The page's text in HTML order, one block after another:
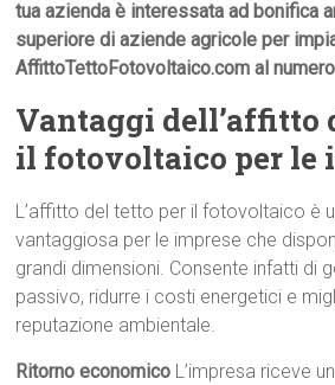
tua azienda è interessata ad bonifica
superiore di aziende agricole per
AffittoTettoFotovoltaico.com al
Vantaggi dell’affitto
il fotovoltaico per le
L’affitto del tetto per il fotovoltaico è
vantaggiosa per le imprese che
grandi dimensioni. Consente infatti di
passivo, ridurre i costi energetici e
reputazione ambientale.
Ritorno economico L’impresa riceve